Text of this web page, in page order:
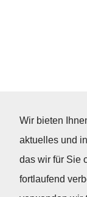
Wir bieten
aktuelles und
das wir für Sie
fortlaufend